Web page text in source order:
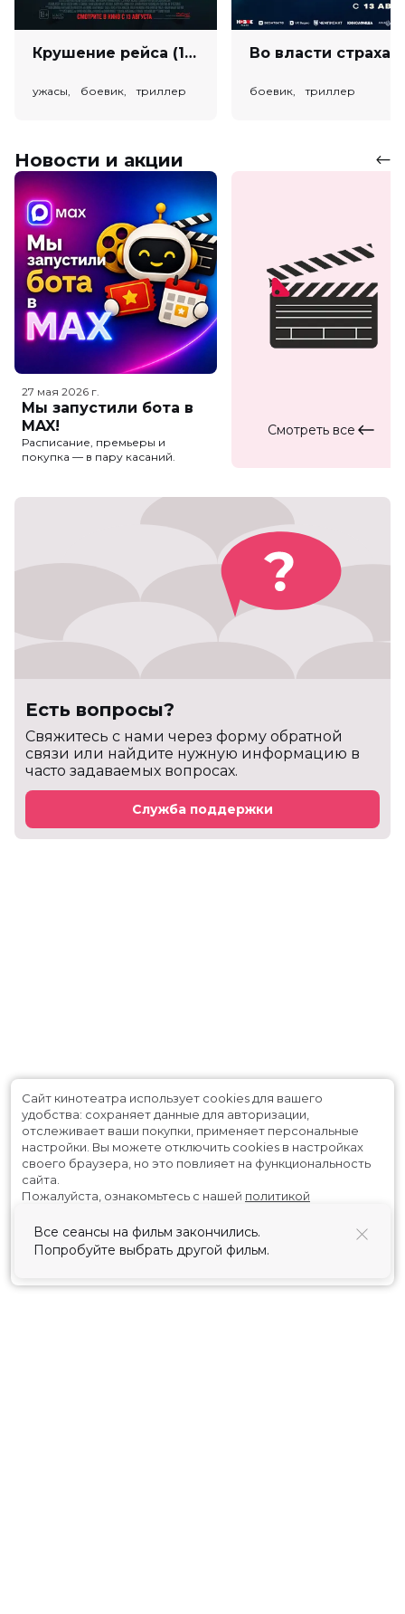
Крушение рейса (18+)
ужасы, боевик, триллер боевик, триллер
Новости и акции
27 мая 2026 г.
Мы запустили бота в
MAX!
Расписание, премьеры и
покупка — в пару касаний.
Смотреть все
Есть вопросы?
Cвяжитесь с нами через форму обратной
связи или найдите нужную информацию в
часто задаваемых вопросах.
Служба поддержки
Все сеансы на фильм закончились.
Попробуйте выбрать другой фильм.
Сайт кинотеатра использует cookies для вашего
удобства: сохраняет данные для авторизации,
отслеживает ваши покупки, применяет персональные
настройки. Вы можете отключить cookies в настройках
своего браузера, но это повлияет на функциональность
сайта.
Пожалуйста, ознакомьтесь с нашей политикой
Принять